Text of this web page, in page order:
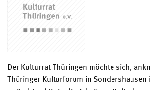
Der Kulturrat Thüringen möchte sich,
Thüringer Kulturforum in Sondershausen